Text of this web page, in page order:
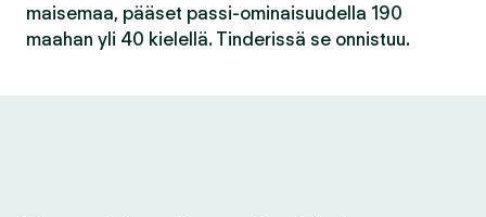
maisemaa, pääset passi-ominaisuudella 190
maahan yli 40 kielellä. Tinderissä se onnistuu.